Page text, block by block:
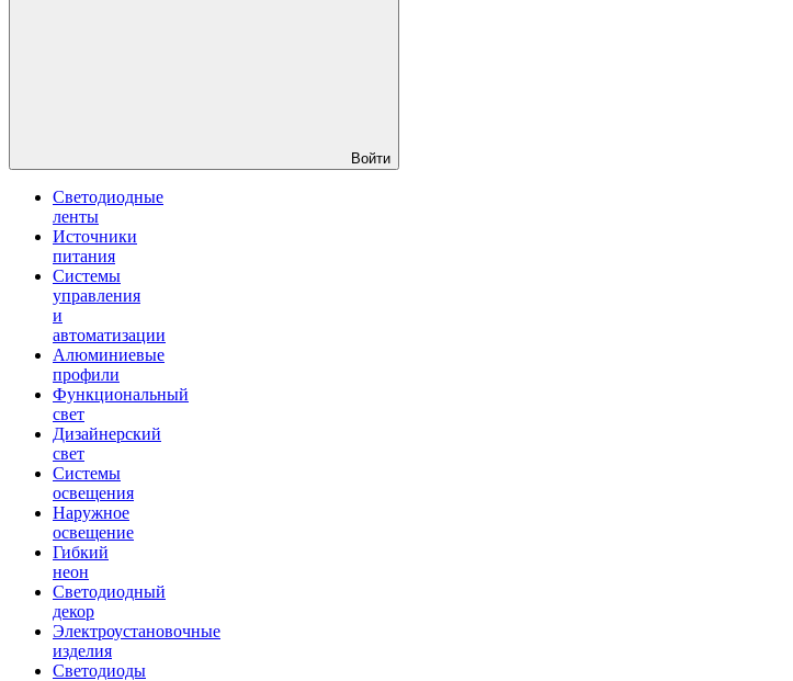
Войти
Светодиодные
ленты
Источники
питания
Системы
управления
и
автоматизации
Алюминиевые
профили
Функциональный
свет
Дизайнерский
свет
Системы
освещения
Наружное
освещение
Гибкий
неон
Светодиодный
декор
Электроустановочные
изделия
Светодиоды